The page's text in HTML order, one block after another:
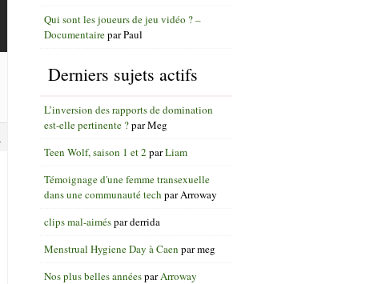
Qui sont les joueurs de jeu vidéo ? –
DocumentaireparPaul
Derniers sujets actifs
L’inversion des rapports de domination
est-elle pertinente ?parMeg
Teen Wolf, saison 1 et 2 parLiam
Témoignage d'une femme transexuelle
dans une communauté tech parArroway
clips mal-aimésparderrida
Menstrual Hygiene Day à Caen parmeg
Nos plus belles annéesparArroway